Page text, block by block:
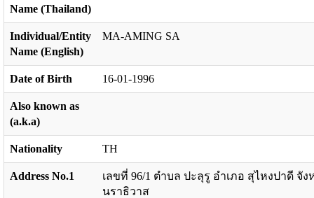
Name (Thailand)
Individual/Entity
Name (English)
MA-AMING SA
Date of Birth 16-01-1996
Also known as
(a.k.a)
Nationality TH
Address No.1
เลขที่ 96/1 ตำบล ปะลุรู อำเภอ สุไหงปาดี จัง
นราธิวาส